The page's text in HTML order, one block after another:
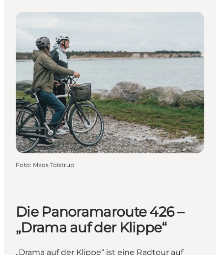
Foto: Mads Tolstrup
Die Panoramaroute 426 –
„Drama auf der Klippe“
„Drama auf der Klippe“ ist eine Radtour auf